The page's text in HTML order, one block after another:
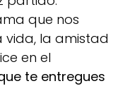
que nos
vida, la amistad
en el
te entregues